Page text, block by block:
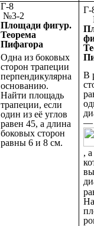
Г-8
№3-2
Площади фигур.
Теорема
Пифагора
Одна из боковых
сторон трапеции
перпендикулярна
основанию.
Найти площадь
трапеции, если
один из её углов
равен 45, а длина
боковых сторон
равны 6 и 8 см.
В
—
,